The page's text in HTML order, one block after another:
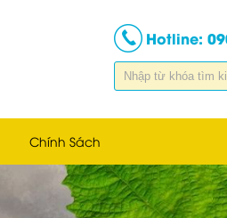
Hotline:
Chính Sách